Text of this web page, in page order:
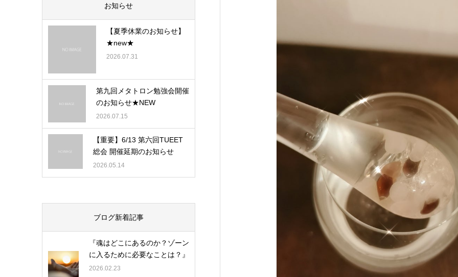
お知らせ
【夏季休業のお知らせ】
★new★
2026.07.31
第九回メタトロン勉強会開催
のお知らせ★NEW
2026.07.15
【重要】6/13 第六回TUEET
総会 開催延期のお知らせ
2026.05.14
ブログ新着記事
『魂はどこにあるのか？ゾーン
に入るために必要なことは？』
2026.02.23